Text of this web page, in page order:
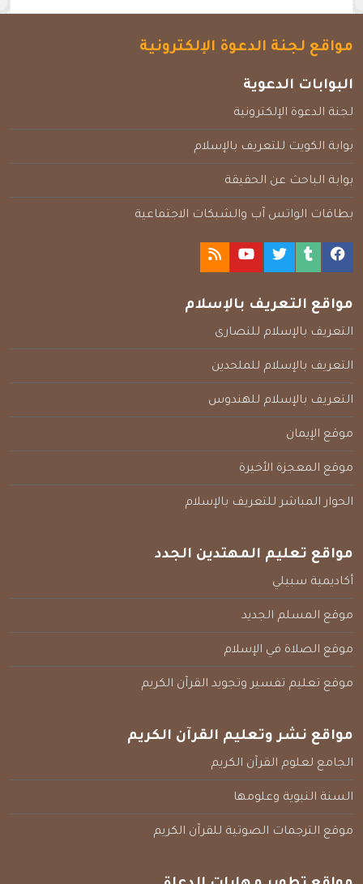
مواقع لجنة الدعوة الإلكترونية
البوابات الدعوية
لجنة الدعوة الإلكترونية
بوابة الكويت للتعريف بالإسلام
بوابة الباحث عن الحقيقة
بطاقات الواتس آب والشبكات الاجتماعية
مواقع التعريف بالإسلام
التعريف بالإسلام للنصارى
التعريف بالإسلام للملحدين
التعريف بالإسلام للهندوس
موقع الإيمان
موقع المعجزة الأخيرة
الحوار المباشر للتعريف بالإسلام
مواقع تعليم المهتدين الجدد
أكاديمية سبيلي
موقع المسلم الجديد
موقع الصلاة في الإسلام
موقع تعليم تفسير وتجويد القرآن الكريم
مواقع نشر وتعليم القرآن الكريم
الجامع لعلوم القرآن الكريم
السنة النبوية وعلومها
موقع الترجمات الصوتية للقرآن الكريم